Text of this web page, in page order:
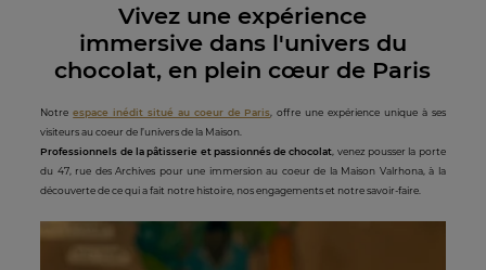
Vivez une expérience
immersive dans l'univers du
chocolat, en plein cœur de Paris
Notreespace inédit situé au coeur de Paris, offre une expérience unique à ses
visiteurs au coeur de l’univers de la Maison.
Professionnels de la pâtisserie et passionnés de chocolat, venez pousser la porte
du 47, rue des Archives pour une immersion au coeur de la Maison Valrhona, à la
découverte de ce qui a fait notre histoire, nos engagements et notre savoir-faire.